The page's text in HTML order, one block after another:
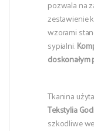
pozwala na
zestawienie
wzorami
sypialni.
doskonałym
Tkanina
Tekstylia
szkodliwe